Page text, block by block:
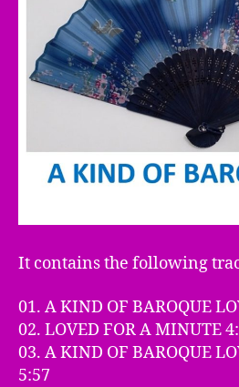
It contains the following
01. A KIND OF BAROQUE
02. LOVED FOR A MINUTE
03. A KIND OF BAROQUE
5:57